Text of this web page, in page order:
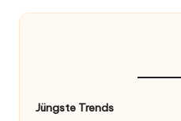
Jüngste Trends